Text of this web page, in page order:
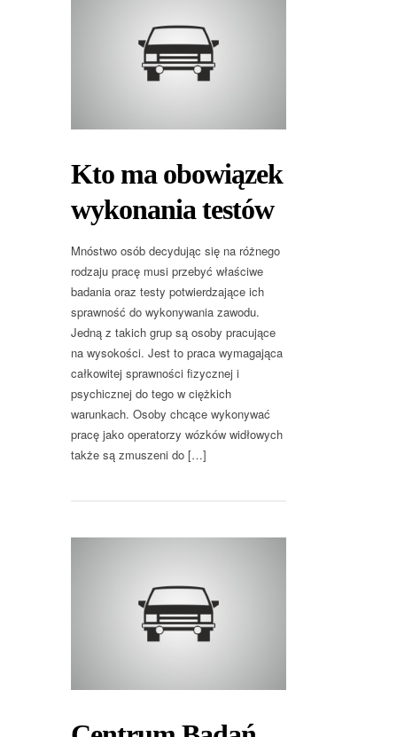
Kto ma obowiązek
wykonania testów
Mnóstwo osób decydując się na różnego
rodzaju pracę musi przebyć właściwe
badania oraz testy potwierdzające ich
sprawność do wykonywania zawodu.
Jedną z takich grup są osoby pracujące
na wysokości. Jest to praca wymagająca
całkowitej sprawności fizycznej i
psychicznej do tego w ciężkich
warunkach. Osoby chcące wykonywać
pracę jako operatorzy wózków widłowych
także są zmuszeni do […]